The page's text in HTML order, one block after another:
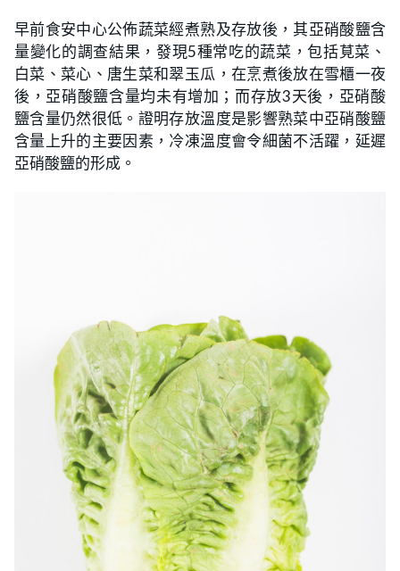
早前食安中心公佈蔬菜經煮熟及存放後，其亞硝酸鹽含
量變化的調查結果，發現5種常吃的蔬菜，包括莧菜、
白菜、菜心、唐生菜和翠玉瓜，在烹煮後放在雪櫃一夜
後，亞硝酸鹽含量均未有增加；而存放3天後，亞硝酸
鹽含量仍然很低。證明存放溫度是影響熟菜中亞硝酸鹽
含量上升的主要因素，冷凍溫度會令細菌不活躍，延遲
亞硝酸鹽的形成。